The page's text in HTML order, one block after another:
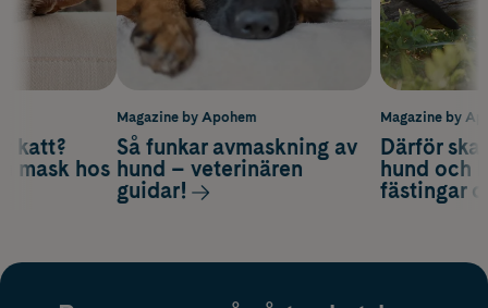
Magazine by
Därför
hund och
fästingar
katt?
mask hos
Magazine by Apohem
Så funkar avmaskning av
hund – veterinären
guidar!